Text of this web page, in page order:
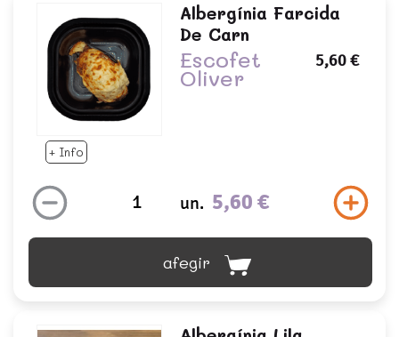
+ Info
Albergínia Farcida
De Carn
Escofet
Oliver
5,60 €
un. 5,60 €
afegir